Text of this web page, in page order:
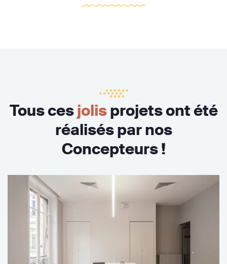
Tous cesjolisprojets ont été
réalisés par nos
Concepteurs !